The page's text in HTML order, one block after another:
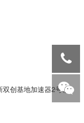
创基地加速器2号楼